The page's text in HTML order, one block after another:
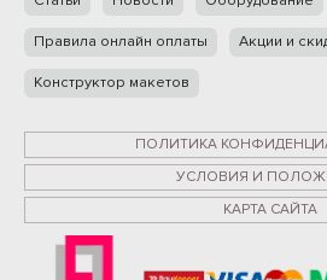
Правила онлайн оплаты Акции и
Конструктор макетов
ПОЛИТИКА
УСЛОВИЯ И
КАРТА САЙТА